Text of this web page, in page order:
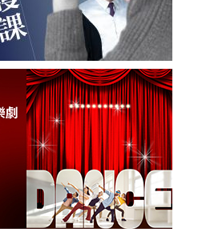
譚敦慈：迎接一個人老後，
先想5件事
退休第一天就崩潰！60歲
男對著超商便當懷疑人生
「一切好安靜」
只想退休後穩穩領錢！她出
清 0056 換這 3 檔好股：
股價高點照樣買